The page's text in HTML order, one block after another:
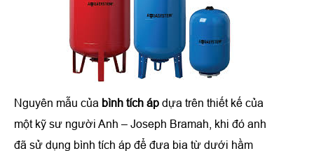
Nguyên mẫu của bình tích áp dựa trên thiết kế của
một kỹ sư người Anh – Joseph Bramah, khi đó anh
đã sử dụng bình tích áp để đưa bia từ dưới hầm